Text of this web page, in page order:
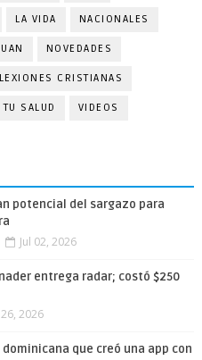
LA VIDA NACIONALES
NOVEDADES
CRISTIANAS
TU SALUD VIDEOS
potencial del sargazo para
Jul 02, 2026
entrega radar; costó $250
2026
que creó una app con